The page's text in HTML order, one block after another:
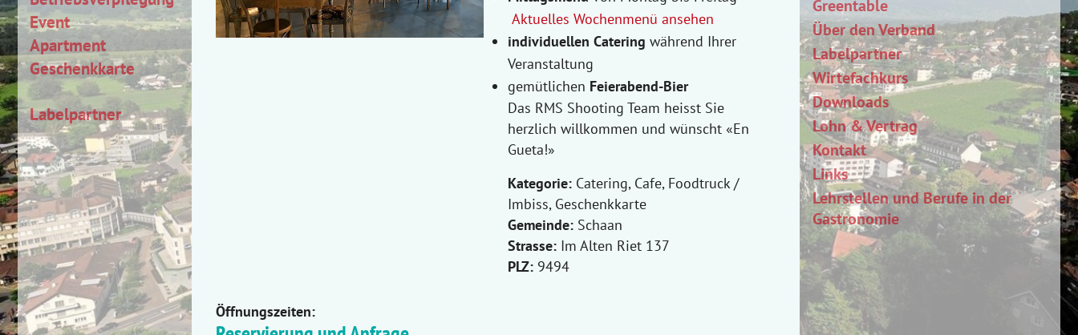
Event
Apartment
Geschenkkarte
Labelpartner
Aktuelles Wochenmenü ansehen
individuellen Catering während Ihrer
Veranstaltung
gemütlichen Feierabend-Bier
Das RMS Shooting Team heisst Sie
herzlich willkommen und wünscht «En
Gueta!»
Kategorie:Catering, Cafe, Foodtruck /
Imbiss, Geschenkkarte
Gemeinde:Schaan
Strasse:Im Alten Riet 137
PLZ:9494
Öffnungszeiten:
Greentable
Über den Verband
Labelpartner
Wirtefachkurs
Downloads
Lohn & Vertrag
Kontakt
Links
Lehrstellen und Berufe in der
Gastronomie